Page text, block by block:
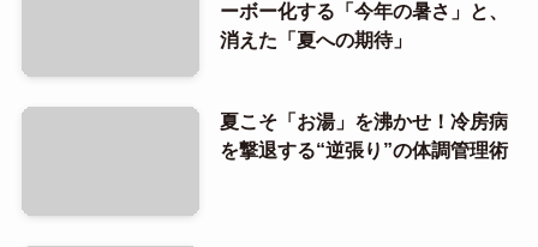
ーボー化する「今年の暑さ」と、
消えた「夏への期待」
夏こそ「お湯」を沸かせ！冷房病
を撃退する“逆張り”の体調管理術